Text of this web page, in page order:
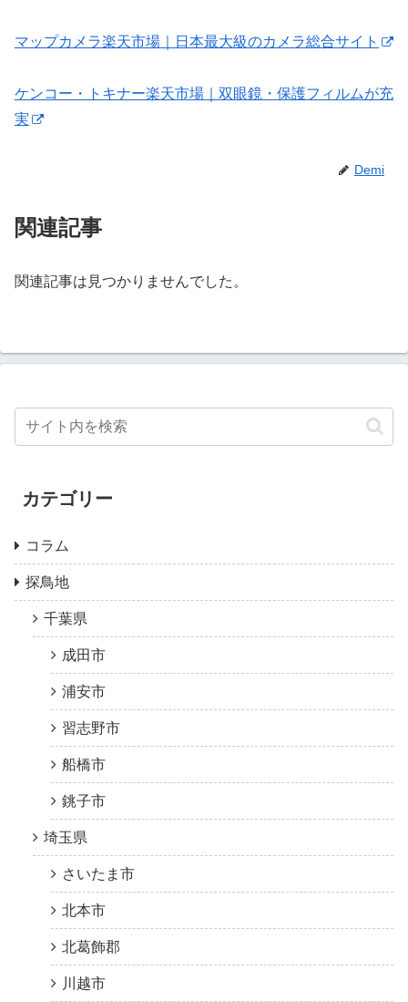
マップカメラ楽天市場｜日本最大級のカメラ総合サイト
ケンコー・トキナー楽天市場｜双眼鏡・保護フィルムが充
実
Demi
関連記事
関連記事は見つかりませんでした。
カテゴリー
コラム
探鳥地
千葉県
成田市
浦安市
習志野市
船橋市
銚子市
埼玉県
さいたま市
北本市
北葛飾郡
川越市